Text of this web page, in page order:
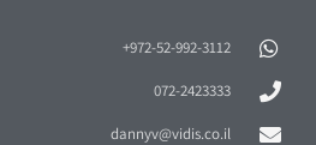
972-52-992-3112⁩+
072-2423333
dannyv@vidis.co.il